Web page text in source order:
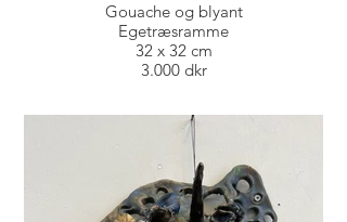
Gouache og blyant
Egetræsramme
32 x 32 cm
3.000 dkr